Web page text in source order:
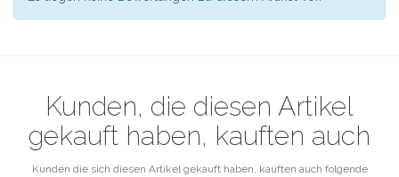
Kunden, die diesen Artikel
gekauft haben, kauften auch
Kunden die sich diesen Artikel gekauft haben, kauften auch folgende